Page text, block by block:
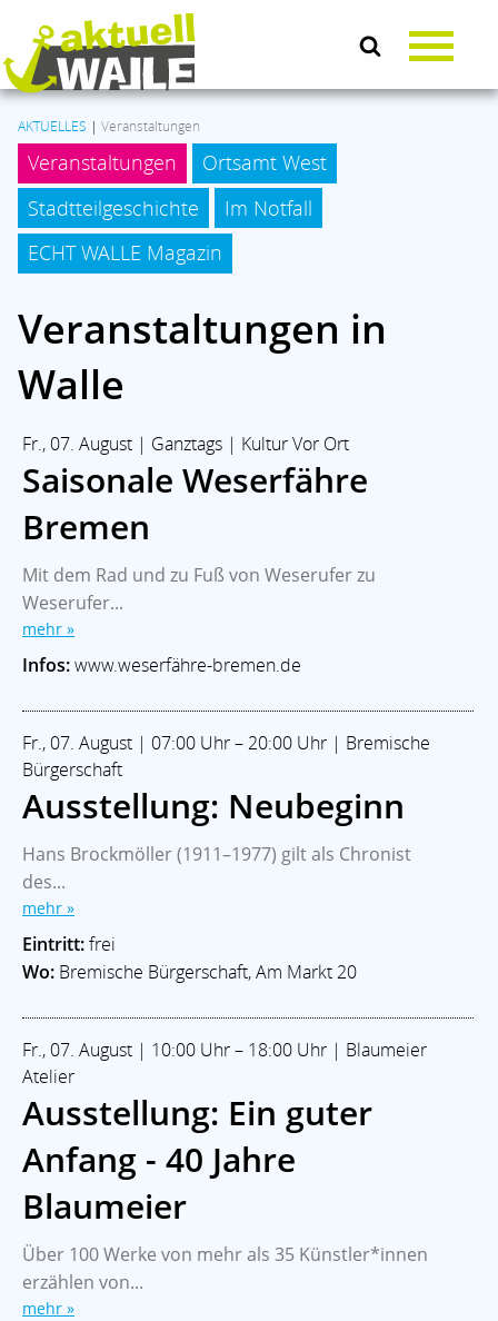
AKTUELLES
LEBEN & SOZIALES
KULTUR
KOMMUNALPOLITIK
BRANCHENMIX
AKTUELLES | Veranstaltungen
Veranstaltungen
Ortsamt West
Stadtteilgeschichte
Im Notfall
ECHT WALLE Magazin
Veranstaltungen in
Walle
Fr., 07. August | Ganztags | Kultur Vor Ort
Saisonale Weserfähre
Bremen
Mit dem Rad und zu Fuß von Weserufer zu
Weserufer...
mehr »
Infos:www.weserfähre-bremen.de
Fr., 07. August | 07:00 Uhr – 20:00 Uhr | Bremische
Bürgerschaft
Ausstellung: Neubeginn
Hans Brockmöller (1911–1977) gilt als Chronist
des...
mehr »
Eintritt:frei
Wo: Bremische Bürgerschaft, Am Markt 20
Fr., 07. August | 10:00 Uhr – 18:00 Uhr | Blaumeier
Atelier
Ausstellung: Ein guter
Anfang - 40 Jahre
Blaumeier
Über 100 Werke von mehr als 35 Künstler*innen
erzählen von...
mehr »